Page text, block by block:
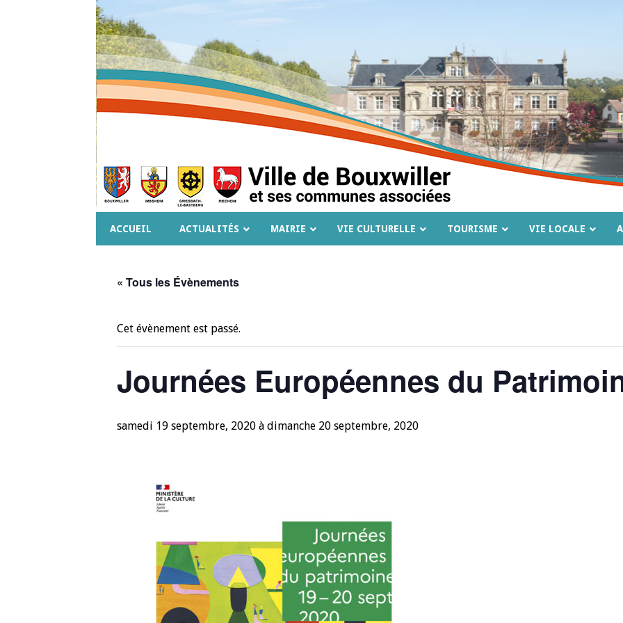
ACCUEIL ACTUALITÉS MAIRIE VIE CULTURELLE TOURISME VIE LOCALE
« Tous les Évènements
Cet évènement est passé.
Journées Européennes du
samedi 19 septembre, 2020 à dimanche 20 septembre, 2020